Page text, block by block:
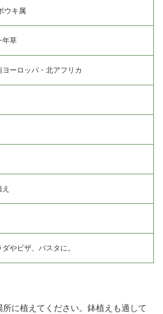
ウキ属
年草
ヨーロッパ・北アフリカ
やピザ、パスタに。
に植えてください。鉢植えも適して